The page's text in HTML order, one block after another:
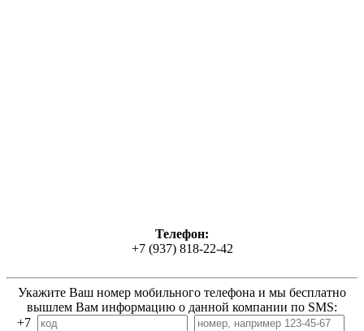
Телефон:
+7 (937) 818-22-42
Укажите Ваш номер мобильного телефона и мы бесплатно
вышлем Вам информацию о данной компании по SMS:
+7